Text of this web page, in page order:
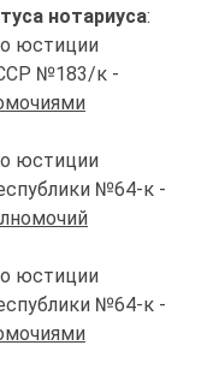
нотариуса:
юстиции
№183/к -
юстиции
№64-к -
юстиции
№64-к -